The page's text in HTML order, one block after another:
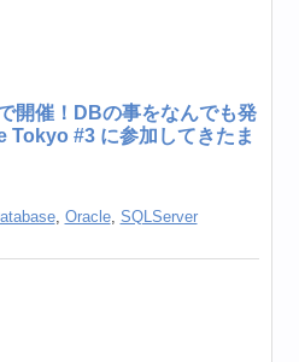
開催！DBの事をなんでも発
#3 に参加してきたま
, Oracle, SQLServer